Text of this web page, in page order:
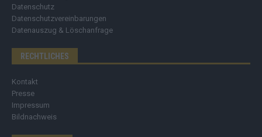
Datenschutz
Datenschutzvereinbarungen
Datenauszug & Löschanfrage
RECHTLICHES
Kontakt
Presse
Impressum
Bildnachweis